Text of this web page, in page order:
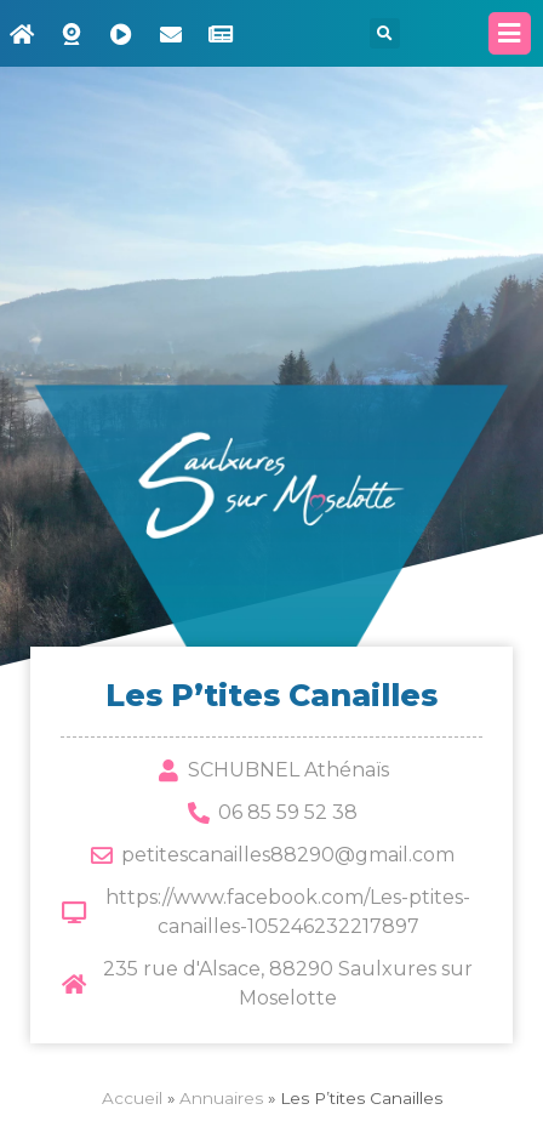
Les P’tites Canailles
SCHUBNEL Athénaïs
06 85 59 52 38
petitescanailles88290@gmail.com
https://www.facebook.com/Les-ptites-
canailles-105246232217897
235 rue d'Alsace, 88290 Saulxures sur
Moselotte
Accueil » Annuaires» Les P’tites Canailles